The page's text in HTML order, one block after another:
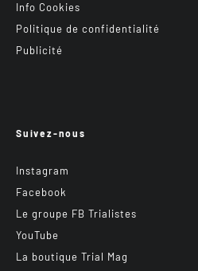
Info Cookies
Politique de confidentialité
Publicité
Suivez-nous
Instagram
Facebook
Le groupe FB Trialistes
YouTube
La boutique Trial Mag